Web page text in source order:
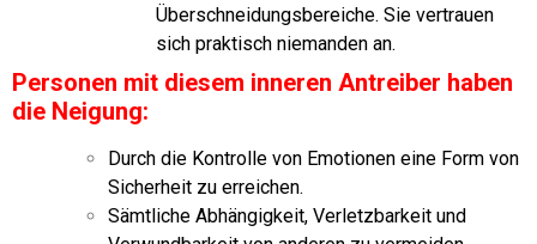
Überschneidungsbereiche. Sie vertrauen
sich praktisch niemanden an.
Personen mit diesem inneren Antreiber haben
die Neigung:
Durch die Kontrolle von Emotionen eine Form von
Sicherheit zu erreichen.
Sämtliche Abhängigkeit, Verletzbarkeit und